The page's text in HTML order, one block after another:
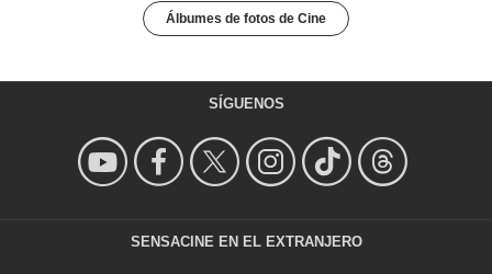
Álbumes de fotos de Cine
SÍGUENOS
SENSACINE EN EL EXTRANJERO